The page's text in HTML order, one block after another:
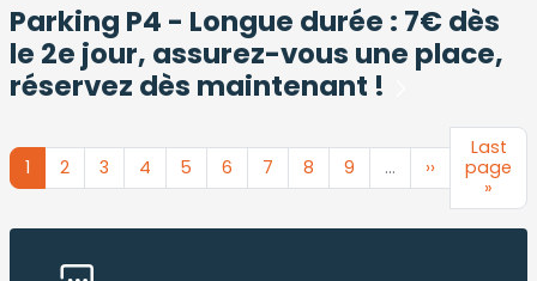
Parking P4 - Longue durée : 7€ dès
le 2e jour, assurez-vous une place,
réservez dès maintenant !
Pagination
Current
page
1 Page
2 Page
3 Page
4 Page
5 Page
6 Page
7 Page
8 Page
9 …
Next
page
››
Last
page
Last
page
»